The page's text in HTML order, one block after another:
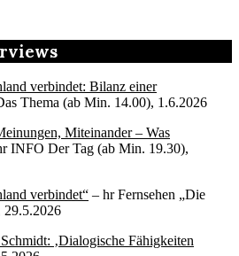
verbindet: Bilanz einer
Thema (ab Min. 14.00), 1.6.2026
Miteinander – Was
INFO Der Tag (ab Min. 19.30),
verbindet“ – hr Fernsehen „Die
29.5.2026
‚Dialogische Fähigkeiten